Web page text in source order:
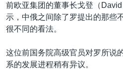
前欧亚集团的董事长戈登（
示，中俄之间除了罗提出的那些
很不同的看法。
这位前国务院高级官员对罗所说
系的发展进程稍有异议。